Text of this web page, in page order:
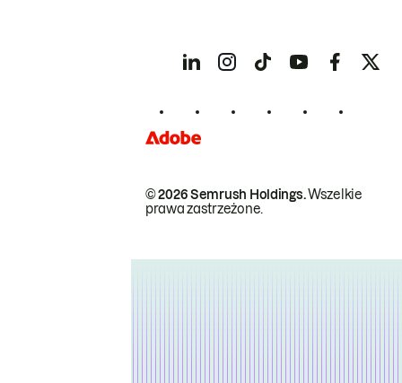
© 2026 Semrush Holdings.Wszelkie
prawa zastrzeżone.